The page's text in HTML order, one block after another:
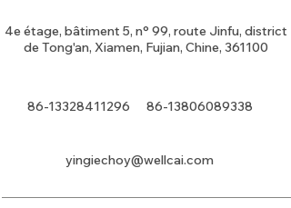
4e étage, bâtiment 5, n° 99, route Jinfu, district
de Tong'an, Xiamen, Fujian, Chine, 361100
86-13328411296 86-13806089338
yingiechoy@wellcai.com